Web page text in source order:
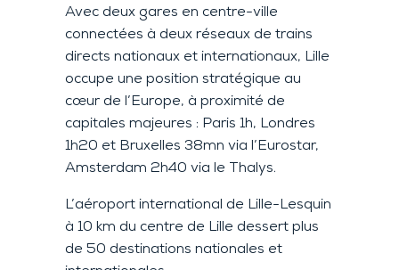
Avec deux gares en centre-ville
connectées à deux réseaux de trains
directs nationaux et internationaux, Lille
occupe une position stratégique au
cœur de l’Europe, à proximité de
capitales majeures : Paris 1h, Londres
1h20 et Bruxelles 38mn via l’Eurostar,
Amsterdam 2h40 via le Thalys.
L’aéroport international de Lille-Lesquin
à 10 km du centre de Lille dessert plus
de 50 destinations nationales et